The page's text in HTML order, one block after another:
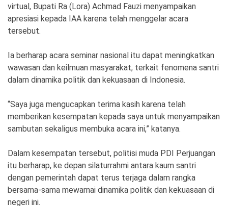
2026
News
Indonesia
All
virtual, Bupati Ra (Lora) Achmad Fauzi menyampaikan
apresiasi kepada IAA karena telah menggelar acara
tersebut.
Ia berharap acara seminar nasional itu dapat meningkatkan
wawasan dan keilmuan masyarakat, terkait fenomena santri
dalam dinamika politik dan kekuasaan di Indonesia.
“Saya juga mengucapkan terima kasih karena telah
memberikan kesempatan kepada saya untuk menyampaikan
sambutan sekaligus membuka acara ini,” katanya.
Dalam kesempatan tersebut, politisi muda PDI Perjuangan
itu berharap, ke depan silaturrahmi antara kaum santri
dengan pemerintah dapat terus terjaga dalam rangka
bersama-sama mewarnai dinamika politik dan kekuasaan di
negeri ini.